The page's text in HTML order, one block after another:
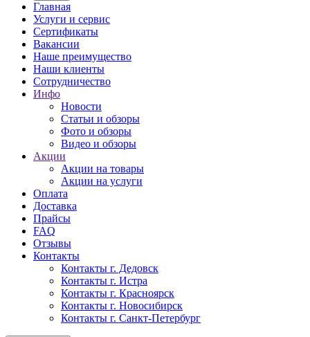
Главная
Услуги и сервис
Сертификаты
Вакансии
Наше преимущество
Наши клиенты
Сотрудничество
Инфо
Новости
Статьи и обзоры
Фото и обзоры
Видео и обзоры
Акции
Акции на товары
Акции на услуги
Оплата
Доставка
Прайсы
FAQ
Отзывы
Контакты
Контакты г. Дедовск
Контакты г. Истра
Контакты г. Красноярск
Контакты г. Новосибирск
Контакты г. Санкт-Петербург